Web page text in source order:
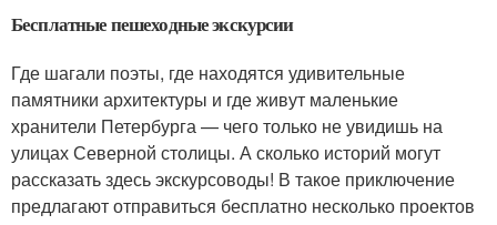
Бесплатные пешеходные экскурсии
Где шагали поэты, где находятся удивительные
памятники архитектуры и где живут маленькие
хранители Петербурга — чего только не увидишь на
улицах Северной столицы. А сколько историй могут
рассказать здесь экскурсоводы! В такое приключение
предлагают отправиться бесплатно несколько проектов